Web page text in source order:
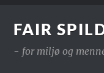
FAIR
- for miljø og